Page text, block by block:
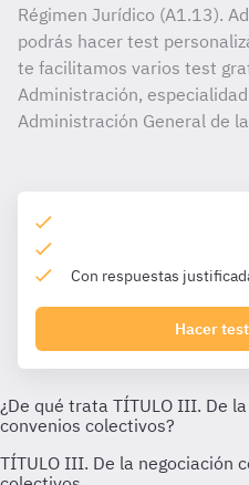
Régimen Jurídico (A1.13).
podrás hacer test
te facilitamos varios test
Administración,
Administración General de
Con respuestas
Hacer test